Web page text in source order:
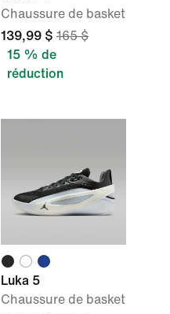
Chaussure de basket
139,99 $ 165 $
15 % de
réduction
Luka 5
Chaussure de basket